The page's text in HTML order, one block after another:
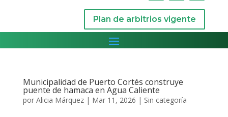
Plan de arbitrios vigente
Municipalidad de Puerto Cortés construye
puente de hamaca en Agua Caliente
por Alicia Márquez| Mar 11, 2026 | Sin categoría